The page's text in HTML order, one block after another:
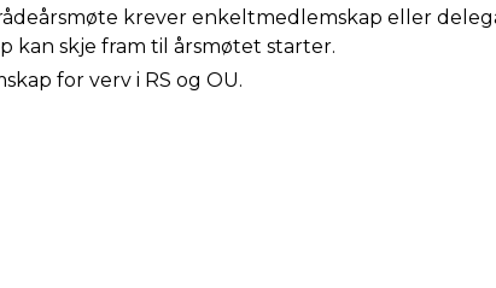
krever enkeltmedlemskap eller
kan skje fram til årsmøtet starter.
for verv i RS og OU.